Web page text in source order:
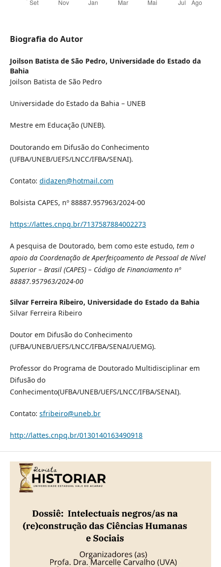
Biografia do Autor
Joilson Batista de São Pedro, Universidade do Estado da
Bahia
Joilson Batista de São Pedro
Universidade do Estado da Bahia – UNEB
Mestre em Educação (UNEB).
Doutorando em Difusão do Conhecimento
(UFBA/UNEB/UEFS/LNCC/IFBA/SENAI).
Contato: didazen@hotmail.com
Bolsista CAPES, nº 88887.957963/2024-00
https://lattes.cnpq.br/7137587884002273
A pesquisa de Doutorado, bem como este estudo, tem o
apoio da Coordenação de Aperfeiçoamento de Pessoal de Nível
Superior – Brasil (CAPES) – Código de Financiamento nº
88887.957963/2024-00
Silvar Ferreira Ribeiro, Universidade do Estado da Bahia
Silvar Ferreira Ribeiro
Doutor em Difusão do Conhecimento
(UFBA/UNEB/UEFS/LNCC/IFBA/SENAI/UEMG).
Professor do Programa de Doutorado Multidisciplinar em
Difusão do
Conhecimento(UFBA/UNEB/UEFS/LNCC/IFBA/SENAI).
Contato: sfribeiro@uneb.br
http://lattes.cnpq.br/0130140163490918